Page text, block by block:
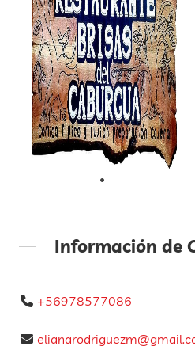
Información de
+56978577086